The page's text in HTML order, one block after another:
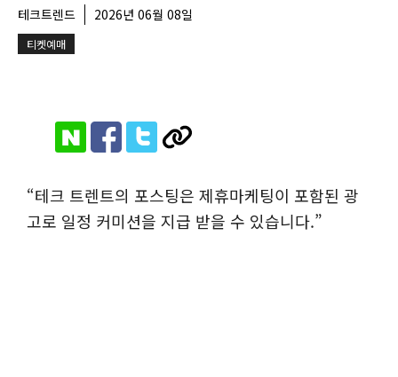
테크트렌드 2026년 06월 08일
티켓예매
“테크 트렌트의 포스팅은 제휴마케팅이 포함된 광
고로 일정 커미션을 지급 받을 수 있습니다.”